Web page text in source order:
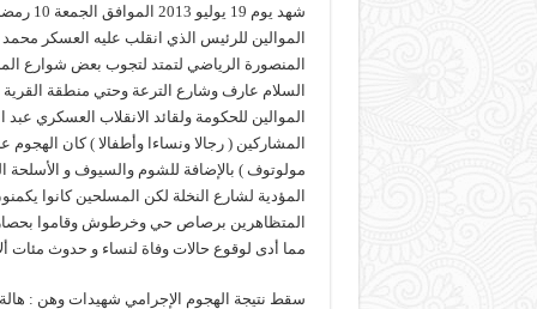
شهد
الموالين للرئيس الذي انقلب عليه العسكر
المنصورة الرياضي لتمتد لتجوب بعض شوارع
السلام عارف وشارع الترعة وحتي منطقة
الموالين للحكومة ولقائد الانقلاب العسكري
المشاركين ( رجالا ونساءا وأطفالا ) كان
مولوتوف ) بالإضافة للشوم والسيوف و الأسلحة
المؤدية لشارع النخلة لكن المسلحين كانوا
المتظاهرين برصاص حي وخرطوش وقاموا بحصار
مما أدى لوقوع حالات وفاة لنساء و حدوث
سقط نتيجة الهجوم الإجرامي شهيدات وهن :